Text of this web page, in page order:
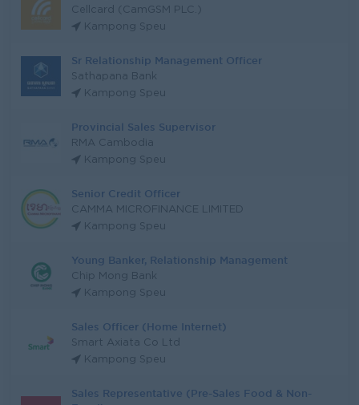
Cellcard (CamGSM PLC.)
Kampong Speu
Sr Relationship Management Officer
Sathapana Bank
Kampong Speu
Provincial Sales Supervisor
RMA Cambodia
Kampong Speu
Senior Credit Officer
CAMMA MICROFINANCE LIMITED
Kampong Speu
Young Banker, Relationship Management
Chip Mong Bank
Kampong Speu
Sales Officer (Home Internet)
Smart Axiata Co Ltd
Kampong Speu
Sales Representative (Pre-Sales Food & Non-